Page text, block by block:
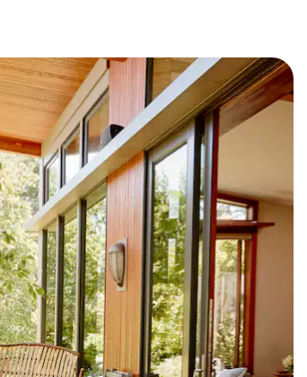
les parcourir ou en appuyant et en faisant glisser.